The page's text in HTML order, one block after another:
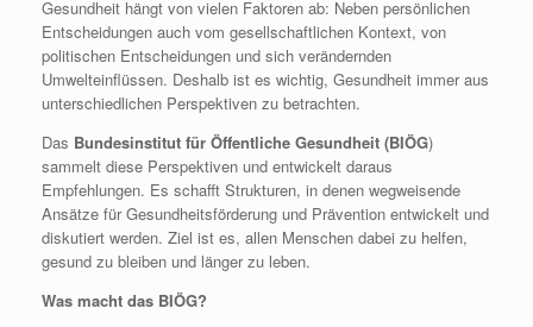
Gesundheit hängt von vielen Faktoren ab: Neben persönlichen
Entscheidungen auch vom gesellschaftlichen Kontext, von
politischen Entscheidungen und sich verändernden
Umwelteinflüssen. Deshalb ist es wichtig, Gesundheit immer aus
unterschiedlichen Perspektiven zu betrachten.
Das Bundesinstitut für Öffentliche Gesundheit (BIÖG)
sammelt diese Perspektiven und entwickelt daraus
Empfehlungen. Es schafft Strukturen, in denen wegweisende
Ansätze für Gesundheitsförderung und Prävention entwickelt und
diskutiert werden. Ziel ist es, allen Menschen dabei zu helfen,
gesund zu bleiben und länger zu leben.
Was macht das BIÖG?